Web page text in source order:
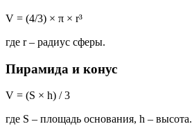
V = (4/3) × π × r³
где r – радиус сферы.
Пирамида и конус
V = (S × h) / 3
где S – площадь основания, h – высота.